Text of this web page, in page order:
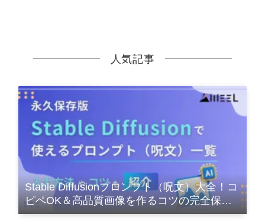
人気記事
Stable Diffusionプロンプト（呪文）大全！コ
ピペOK＆高品質画像を作るコツの完全保存
版